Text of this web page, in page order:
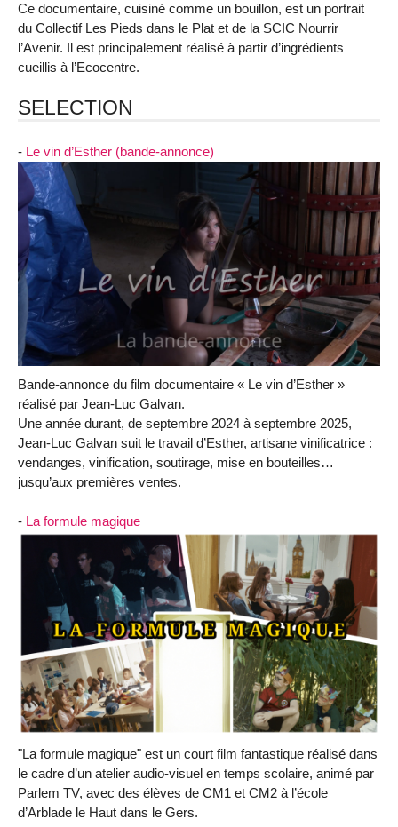
Ce documentaire, cuisiné comme un bouillon, est un portrait
du Collectif Les Pieds dans le Plat et de la SCIC Nourrir
l’Avenir. Il est principalement réalisé à partir d’ingrédients
cueillis à l’Ecocentre.
SELECTION
- Le vin d’Esther (bande-annonce)
Bande-annonce du film documentaire « Le vin d’Esther »
réalisé par Jean-Luc Galvan.
Une année durant, de septembre 2024 à septembre 2025,
Jean-Luc Galvan suit le travail d’Esther, artisane vinificatrice :
vendanges, vinification, soutirage, mise en bouteilles…
jusqu’aux premières ventes.
- La formule magique
"La formule magique" est un court film fantastique réalisé dans
le cadre d’un atelier audio-visuel en temps scolaire, animé par
Parlem TV, avec des élèves de CM1 et CM2 à l’école
d’Arblade le Haut dans le Gers.